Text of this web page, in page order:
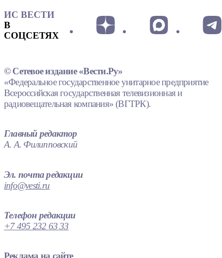
ИС ВЕСТИ
В
СОЦСЕТЯХ
© Сетевое издание «Вести.Ру»
«Федеральное государственное унитарное предприятие
Всероссийская государственная телевизионная и
радиовещательная компания» (ВГТРК).
Главный редактор
А. А. Филипповский
Эл. почта редакции
info@vesti.ru
Телефон редакции
+7 495 232 63 33